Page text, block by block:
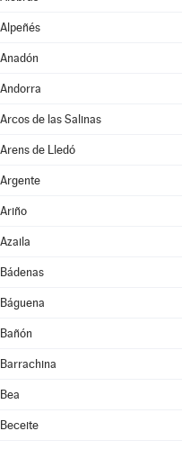
Alpeñés
Anadón
Andorra
Arcos de las Salinas
Arens de Lledó
Argente
Ariño
Azaila
Bádenas
Báguena
Bañón
Barrachina
Bea
Beceite